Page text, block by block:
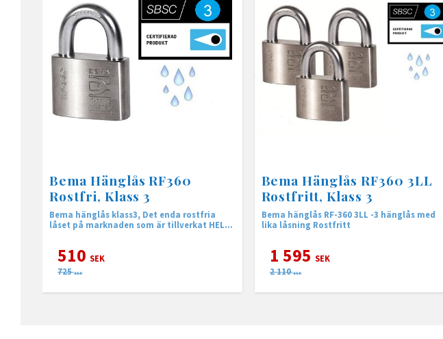
Bema Hänglås RF360
Rostfri, Klass 3
Bema hänglås klass3, Det enda rostfria
låset på marknaden som är tillverkat HELT i
510 SEK
725 SEK
Bema Hänglås RF360 3LL
Rostfritt, Klass 3
Bema hänglås RF-360 3LL -3 hänglås med
lika låsning Rostfritt
1 595 SEK
2 110 SEK